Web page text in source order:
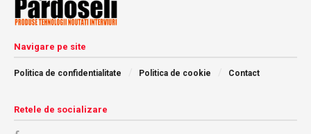
Navigare pe site
Politica de confidentialitate Politica de cookie Contact
Retele de socializare